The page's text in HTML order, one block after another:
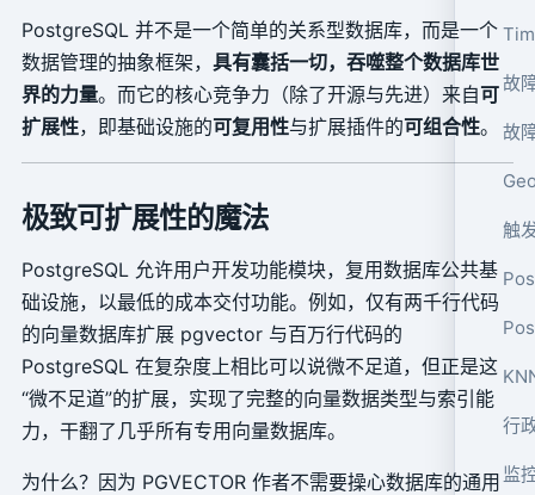
故
故
触
行
监
PostgreSQL 并不是一个简单的关系型数据库，而是一个
数据管理的抽象框架， 具有囊括一切，吞噬整个数据库世
界的力量。而它的核心竞争力（除了开源与先进）来自可
扩展性，即基础设施的可复用性与扩展插件的可组合性。
极致可扩展性的魔法
PostgreSQL 允许用户开发功能模块，复用数据库公共基
础设施，以最低的成本交付功能。例如，仅有两千行代码
的向量数据库扩展 pgvector 与百万行代码的
PostgreSQL 在复杂度上相比可以说微不足道，但正是这
“微不足道”的扩展，实现了完整的向量数据类型与索引能
力，干翻了几乎所有专用向量数据库。
为什么？因为 PGVECTOR 作者不需要操心数据库的通用